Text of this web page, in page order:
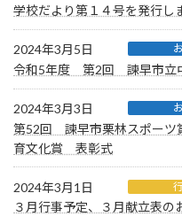
学校だより第１４号を発行し
2024年3月5日
令和5年度 第2回 諫早市立
2024年3月3日
第52回 諫早市栗林スポー
育文化賞 表彰式
2024年3月1日
３月行事予定、３月献立表の